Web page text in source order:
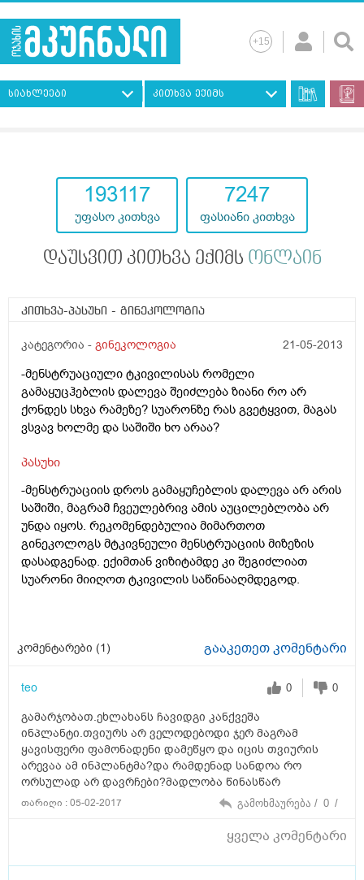
სიახლეები კითხვა ექიმს
193117
უფასო კითხვა
7247
ფასიანი კითხვა
დაუსვით კითხვა ექიმს ონლაინ
კითხვა-პასუხი - გინეკოლოგია
კატეგორია - გინეკოლოგია 21-05-2013
-მენსტრუაციული ტკივილისას რომელი
გამაყუცჰებლის დალევა შეიძლება ზიანი რო არ
ქონდეს სხვა რამეზე? სუარონზე რას გვეტყვით, მაგას
ვსვავ ხოლმე და საშიში ხო არაა?
პასუხი
-მენსტრუაციის დროს გამაყუჩებლის დალევა არ არის
საშიში, მაგრამ ჩვეულებრივ ამის აუცილებლობა არ
უნდა იყოს. რეკომენდებულია მიმართოთ
გინეკოლოგს მტკივნეული მენსტრუაციის მიზეზის
დასადგენად. ექიმთან ვიზიტამდე კი შეგიძლიათ
სუარონი მიიღოთ ტკივილის საწინააღმდეგოდ.
კომენტარები (1) გააკეთეთ კომენტარი
teo 0 0
გამარჯობათ.ეხლახანს ჩავიდგი კანქვეშა
ინპლანტი.თვიურს არ ველოდებოდი ჯერ მაგრამ
ყავისფერი ფამონადენი დამეწყო და იცის თვიურის
არევაა ამ ინპლანტმა?და რამდენად სანდოა რო
ორსულად არ დავრჩები?მადლობა წინასწარ
თარიღი : 05-02-2017 გამოხმაურება / 0 /
ყველა კომენტარი